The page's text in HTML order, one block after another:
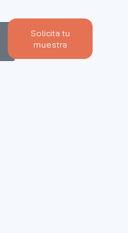
Solicita tu
muestra